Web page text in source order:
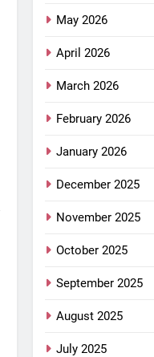
May 2026
April 2026
March 2026
February 2026
January 2026
December 2025
November 2025
October 2025
September 2025
August 2025
July 2025